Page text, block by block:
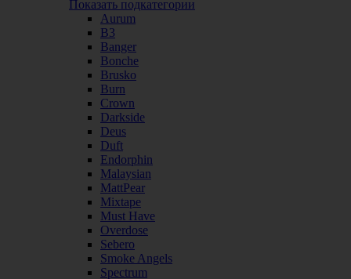
Показать подкатегории
Aurum
B3
Banger
Bonche
Brusko
Burn
Crown
Darkside
Deus
Duft
Endorphin
Malaysian
MattPear
Mixtape
Must Have
Overdose
Sebero
Smoke Angels
Spectrum